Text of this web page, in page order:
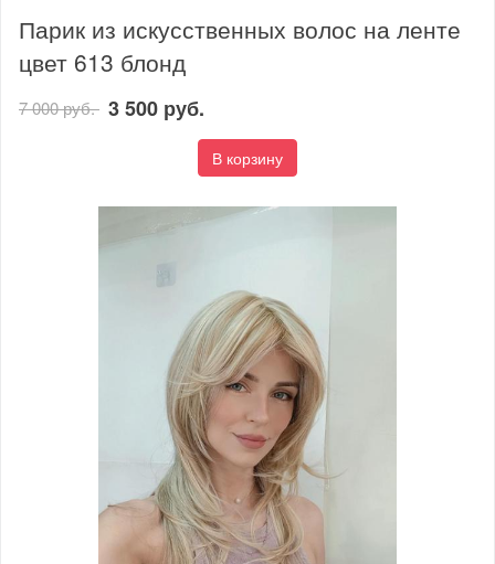
Парик из искусственных волос на ленте
цвет 613 блонд
7 000 руб. 3 500 руб.
В корзину